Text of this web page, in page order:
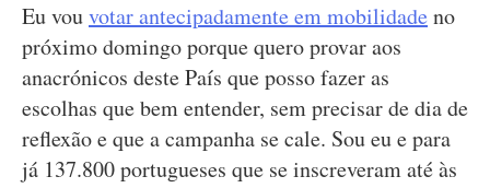
Eu vouvotar antecipadamente em mobilidade no
próximo domingo porque quero provar aos
anacrónicos deste País que posso fazer as
escolhas que bem entender, sem precisar de dia de
reflexão e que a campanha se cale. Sou eu e para
já 137.800 portugueses que se inscreveram até às